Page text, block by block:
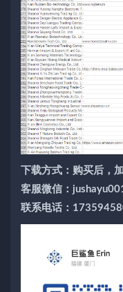
下载方式：购买后，
客服微信：
联系电话：